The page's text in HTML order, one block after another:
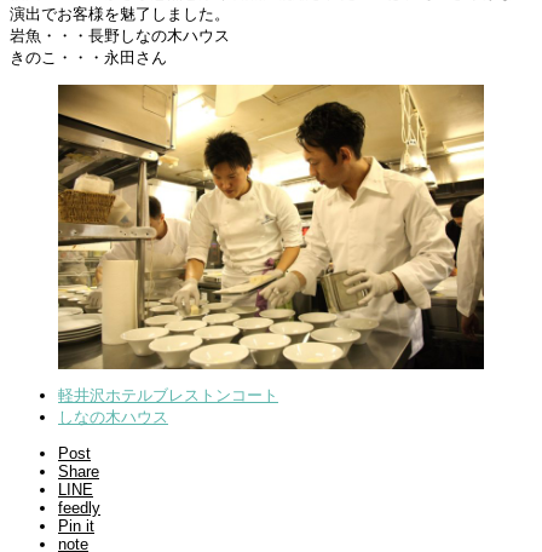
演出でお客様を魅了しました。
岩魚・・・長野しなの木ハウス
きのこ・・・永田さん
軽井沢ホテルブレストンコート
しなの木ハウス
Post
Share
LINE
feedly
Pin it
note